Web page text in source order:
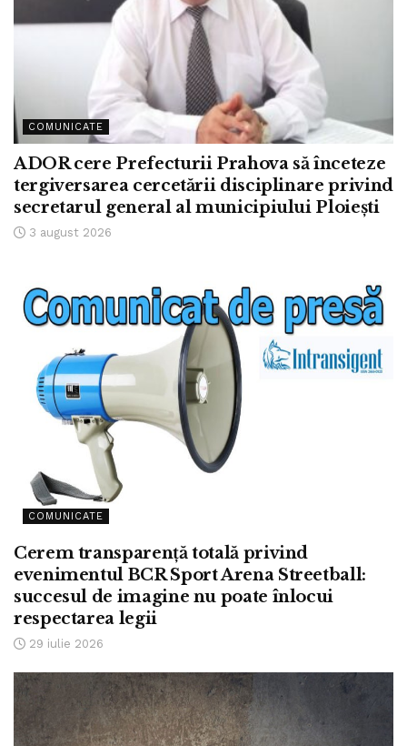
COMUNICATE
ADOR cere Prefecturii Prahova să înceteze
tergiversarea cercetării disciplinare privind
secretarul general al municipiului Ploiești
3 august 2026
COMUNICATE
Cerem transparență totală privind
evenimentul BCR Sport Arena Streetball:
succesul de imagine nu poate înlocui
respectarea legii
29 iulie 2026